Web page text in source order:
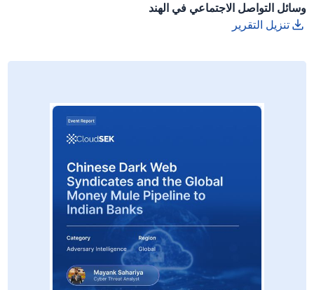
وسائل التواصل الاجتماعي في الهند
تنزيل التقرير